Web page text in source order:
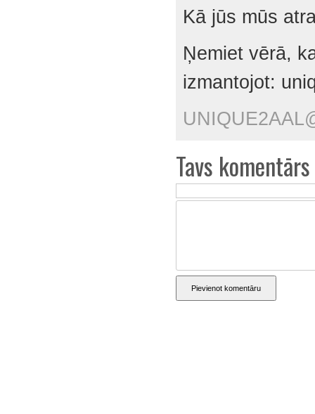
Kā jūs mūs
Ņemiet vērā,
izmantojot:
Tavs komentārs
Pievienot komentāru